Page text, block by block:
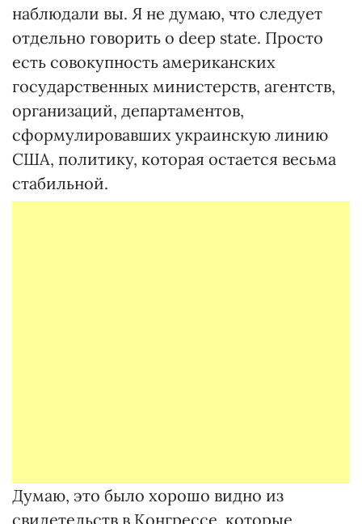
наблюдали вы. Я не думаю, что следует
отдельно говорить о deep state. Просто
есть совокупность американских
государственных министерств, агентств,
организаций, департаментов,
сформулировавших украинскую линию
США, политику, которая остается весьма
стабильной.
Думаю, это было хорошо видно из
свидетельств в Конгрессе, которые